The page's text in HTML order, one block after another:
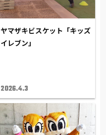
ヤマザキビスケット「キッズ
イレブン」
2026.4.3